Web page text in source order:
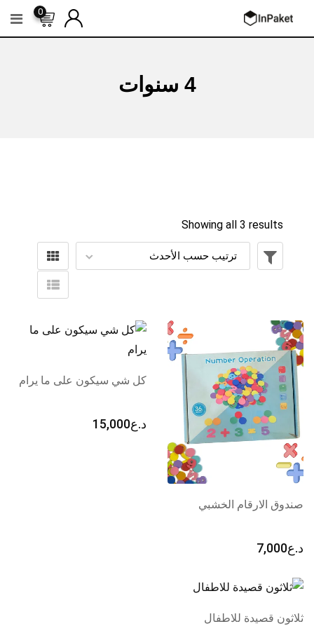
0
4 سنوات
Showing all 3 results
صندوق الارقام الخشبي
د.ع7,000
كل شي سيكون على ما يرام
د.ع15,000
ثلاثون قصيدة للاطفال